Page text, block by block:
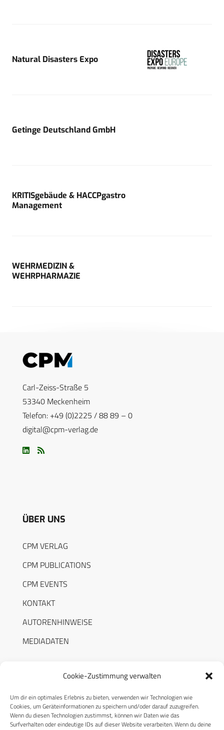
Cookie-Zustimmung verwalten
Um dir ein optimales Erlebnis zu bieten, verwenden wir Technologien wie
Cookies, um Geräteinformationen zu speichern und/oder darauf zuzugreifen.
Wenn du diesen Technologien zustimmst, können wir Daten wie das
Surfverhalten oder eindeutige IDs auf dieser Website verarbeiten. Wenn du deine
Natural Disasters Expo
Getinge Deutschland GmbH
KRITISgebäude & HACCPgastro
Management
WEHRMEDIZIN &
WEHRPHARMAZIE
Carl-Zeiss-Straße 5
53340 Meckenheim
Telefon: +49 (0)2225 / 88 89 – 0
digital@cpm-verlag.de
ÜBER UNS
CPM VERLAG
CPM PUBLICATIONS
CPM EVENTS
KONTAKT
AUTORENHINWEISE
MEDIADATEN
RECHTLICHES